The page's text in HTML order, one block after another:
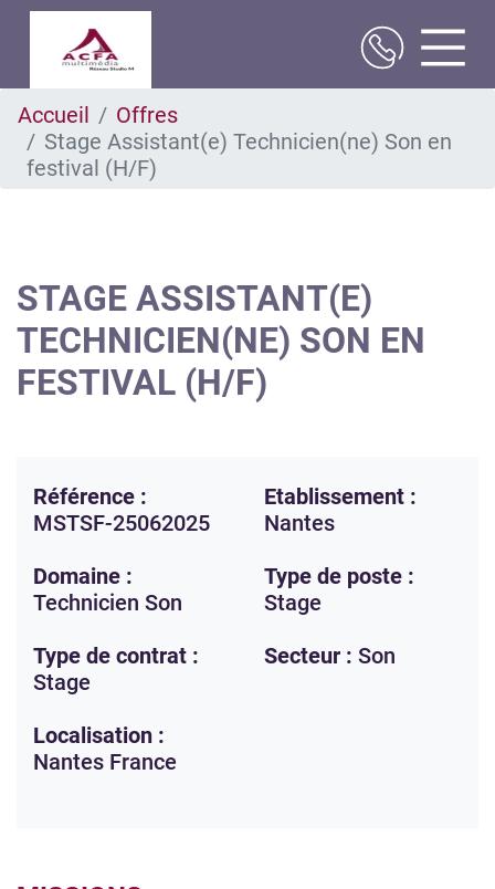
au
contenu
principal
Accueil
Offres
Stage Assistant(e) Technicien(ne) Son en
festival (H/F)
STAGE ASSISTANT(E)
TECHNICIEN(NE) SON EN
FESTIVAL (H/F)
Référence :
MSTSF-25062025
Etablissement :
Nantes
Domaine :
Technicien Son
Type de poste :
Stage
Type de contrat :
Stage
Secteur : Son
Localisation :
Nantes France